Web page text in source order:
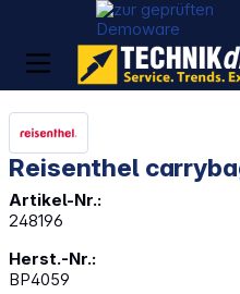
Reisenthel
Artikel-Nr.:
248196
Herst.-Nr.:
BP4059